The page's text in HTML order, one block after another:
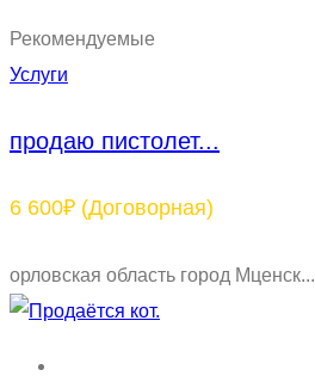
Рекомендуемые
Услуги
продаю пистолет...
6 600₽ (Договорная)
орловская область город Мценск...